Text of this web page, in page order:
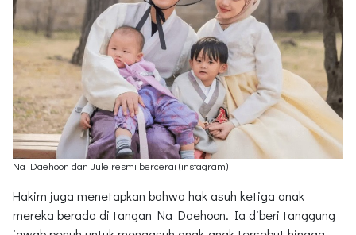
Na Daehoon dan Jule resmi bercerai (instagram)
Hakim juga menetapkan bahwa hak asuh ketiga anak
mereka berada di tangan Na Daehoon. Ia diberi tanggung